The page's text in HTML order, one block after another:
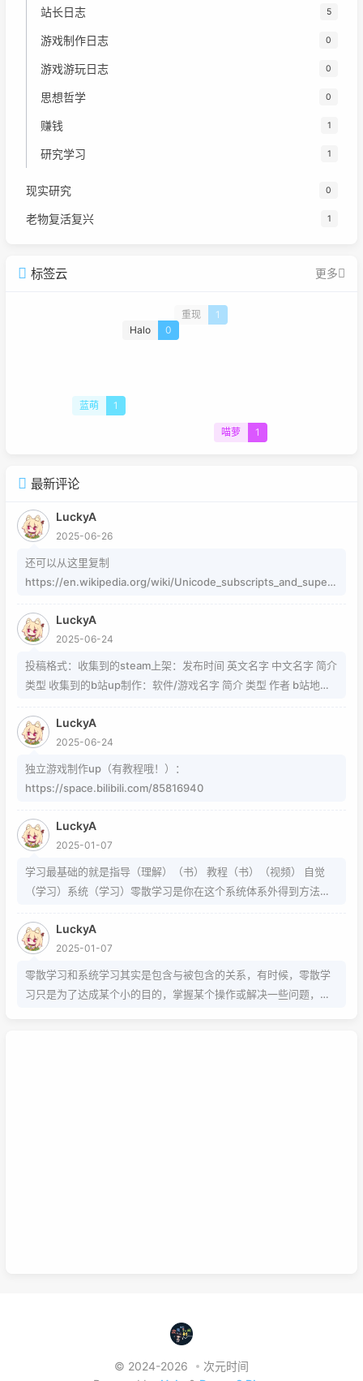
站长日志 5
游戏制作日志 0
游戏游玩日志 0
思想哲学 0
赚钱 1
研究学习 1
现实研究 0
老物复活复兴 1
标签云 更多
Halo 0
喵萝 1
重现 1
蓝萌 1
最新评论
LuckyA
2025-06-26
还可以从这里复制
https://en.wikipedia.org/wiki/Unicode_subscripts_and_supers
https://www.jiuwa.net/xzm/ 相关问题可以在这里找到
https://www.zhihu.com/question/54913586/answer/8092801
89 https://www.zhihu.com/question/339693605 事实上用的是
word中的Cambria Math和Helvetica字体弄出来的 但经过试验发
的就不需要我教了 上标:sup 下标:sub 上标:上标文字 下标:下标文字
当然网页中就需要代码了
LuckyA
2025-06-24
投稿格式：收集到的steam上架：发布时间 英文名字 中文名字 简介
类型 收集到的b站up制作：软件/游戏名字 简介 类型 作者 b站地址
LuckyA
2025-06-24
独立游戏制作up（有教程哦！）：
https://space.bilibili.com/85816940
LuckyA
2025-01-07
学习最基础的就是指导（理解）（书） 教程（书）（视频） 自觉
（学习）系统（学习）零散学习是你在这个系统体系外得到方法的
LuckyA
2025-01-07
零散学习和系统学习其实是包含与被包含的关系，有时候，零散学
习只是为了达成某个小的目的，掌握某个操作或解决一些问题，而
© 2024-2026
次元时间